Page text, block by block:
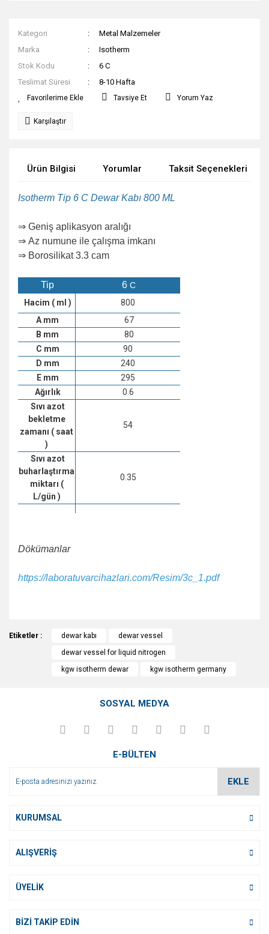
Kategori
Metal Malzemeler
Marka
Isotherm
Stok Kodu
6 C
Teslimat Süresi
8-10 Hafta
Tavsiye Et Yorum Yaz
Karşılaştır
Ürün Bilgisi Yorumlar Taksit Seçenekleri
Isotherm Tip 6 C Dewar Kabı 800 ML
⇒ Geniş aplikasyon aralığı
⇒ Az numune ile çalışma imkanı
⇒ Borosilikat 3.3 cam
Tip 6 C
Hacim ( ml )
800
A mm
67
B mm
80
C mm
90
D mm
240
E mm
295
Ağırlık
0.6
Sıvı azot
bekletme
zamanı ( saat
)
54
Sıvı azot
buharlaştırma
miktarı (
L/gün )
0.35
Dökümanlar
https://laboratuvarcihazlari.com/Resim/3c_1.pdf
konularda yetersiz gördüğünüz noktaları öneri formunu
kullanarak tarafımıza iletebilirsiniz.
Görüş ve önerileriniz için teşekkür ederiz.
Ürün açıklamasında eksik bilgiler bulunuyor.
Bu ürüne benzer farklı alternatifler olmalı.
Etiketler : dewar kabı
dewar vessel
dewar vessel for liquid nitrogen
kgw isotherm dewar
kgw isotherm germany
SOSYAL MEDYA
E-BÜLTEN
EKLE
KURUMSAL
ALIŞVERİŞ
ÜYELİK
BİZİ TAKİP EDİN